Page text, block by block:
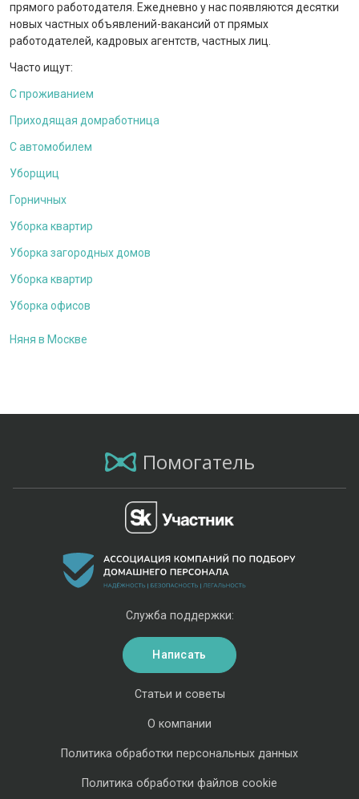
прямого работодателя. Ежедневно у нас появляются десятки
новых частных объявлений-вакансий от прямых
работодателей, кадровых агентств, частных лиц.
Часто ищут:
С проживанием
Приходящая домработница
С автомобилем
Уборщиц
Горничных
Уборка квартир
Уборка загородных домов
Уборка квартир
Уборка офисов
Няня в Москве
Помогатель
Статьи и советы
О компании
Политика обработки персональных данных
Политика обработки файлов cookie
Служба поддержки:
Написать